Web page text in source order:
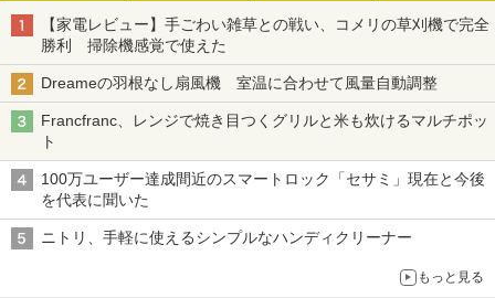
【家電レビュー】手ごわい雑草との戦い、コメリの草刈機で完全
勝利 掃除機感覚で使えた
Dreameの羽根なし扇風機 室温に合わせて風量自動調整
Francfranc、レンジで焼き目つくグリルと米も炊けるマルチポッ
ト
100万ユーザー達成間近のスマートロック「セサミ」現在と今後
を代表に聞いた
ニトリ、手軽に使えるシンプルなハンディクリーナー
もっと見る